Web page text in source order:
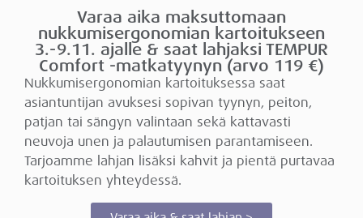
Varaa aika maksuttomaan
nukkumisergonomian kartoitukseen
3.-9.11. ajalle & saat lahjaksi TEMPUR
Comfort -matkatyynyn (arvo 119 €)
Nukkumisergonomian kartoituksessa saat
asiantuntijan avuksesi sopivan tyynyn, peiton,
patjan tai sängyn valintaan sekä kattavasti
neuvoja unen ja palautumisen parantamiseen.
Tarjoamme lahjan lisäksi kahvit ja pientä purtavaa
kartoituksen yhteydessä.